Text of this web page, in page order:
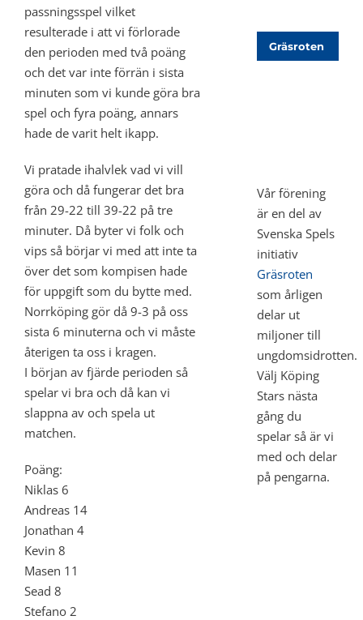
passningsspel vilket
resulterade i att vi förlorade
den perioden med två poäng
och det var inte förrän i sista
minuten som vi kunde göra bra
spel och fyra poäng, annars
hade de varit helt ikapp.
Vi pratade ihalvlek vad vi vill
göra och då fungerar det bra
från 29-22 till 39-22 på tre
minuter. Då byter vi folk och
vips så börjar vi med att inte ta
över det som kompisen hade
för uppgift som du bytte med.
Norrköping gör då 9-3 på oss
sista 6 minuterna och vi måste
återigen ta oss i kragen.
I början av fjärde perioden så
spelar vi bra och då kan vi
slappna av och spela ut
matchen.
Poäng:
Niklas 6
Andreas 14
Jonathan 4
Kevin 8
Masen 11
Sead 8
Stefano 2
Gräsroten
Vår förening
är en del av
Svenska Spels
initiativ
Gräsroten
som årligen
delar ut
miljoner till
ungdomsidrotten.
Välj Köping
Stars nästa
gång du
spelar så är vi
med och delar
på pengarna.